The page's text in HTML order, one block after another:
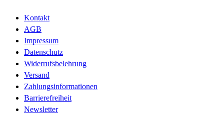
Kontakt
AGB
Impressum
Datenschutz
Widerrufsbelehrung
Versand
Zahlungsinformationen
Barrierefreiheit
Newsletter